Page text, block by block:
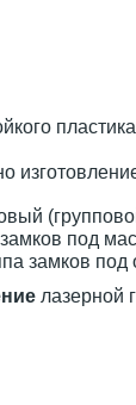
под
замков
лазерной